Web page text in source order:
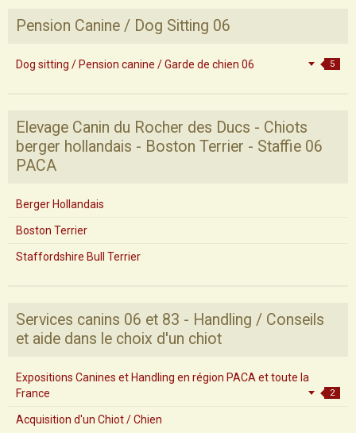
Pension Canine / Dog Sitting 06
Dog sitting / Pension canine / Garde de chien 06 5
Elevage Canin du Rocher des Ducs - Chiots
berger hollandais - Boston Terrier - Staffie 06
PACA
Berger Hollandais
Boston Terrier
Staffordshire Bull Terrier
Services canins 06 et 83 - Handling / Conseils
et aide dans le choix d'un chiot
Expositions Canines et Handling en région PACA et toute la
France
2
Acquisition d'un Chiot / Chien